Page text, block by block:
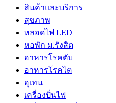
สินค้าและบริการ
สุขภาพ
หลอดไฟ LED
หอพัก ม.รังสิต
อาหารโรคตับ
อาหารโรคไต
อุเทน
เครื่องปั่นไฟ